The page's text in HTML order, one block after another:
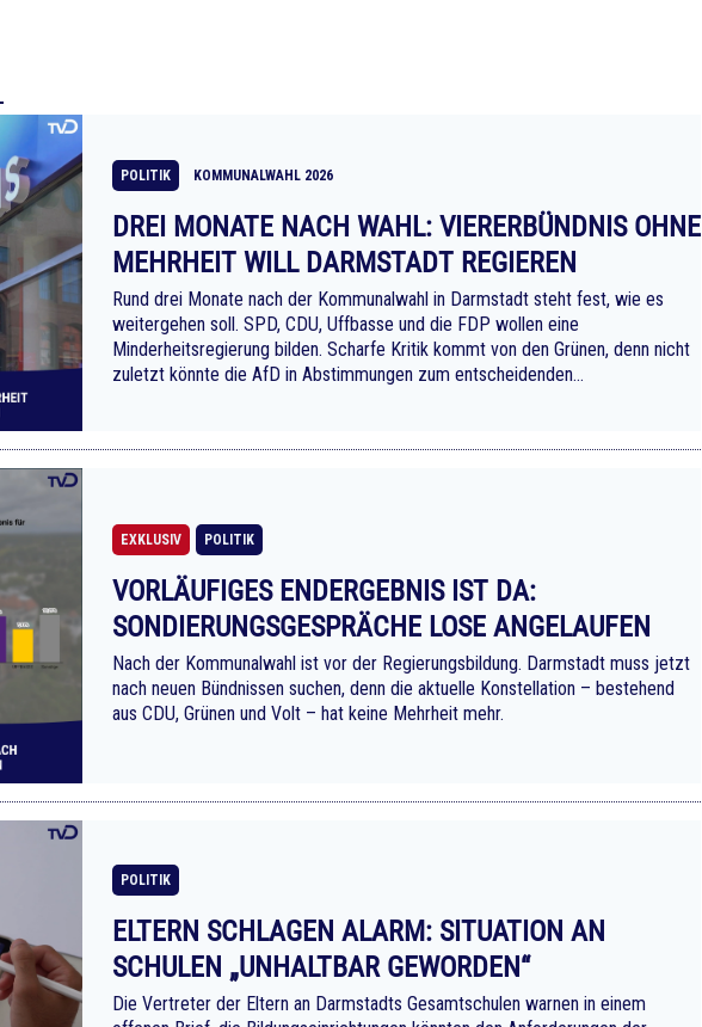
POLITIK KOMMUNALWAHL 2026
DREI MONATE NACH WAHL: VIERERBÜNDNIS OHNE
MEHRHEIT WILL DARMSTADT REGIEREN
Rund drei Monate nach der Kommunalwahl in Darmstadt steht fest, wie es
weitergehen soll. SPD, CDU, Uffbasse und die FDP wollen eine
Minderheitsregierung bilden. Scharfe Kritik kommt von den Grünen, denn nicht
zuletzt könnte die AfD in Abstimmungen zum entscheidenden…
EXKLUSIV POLITIK
VORLÄUFIGES ENDERGEBNIS IST DA:
SONDIERUNGSGESPRÄCHE LOSE ANGELAUFEN
Nach der Kommunalwahl ist vor der Regierungsbildung. Darmstadt muss jetzt
nach neuen Bündnissen suchen, denn die aktuelle Konstellation – bestehend
aus CDU, Grünen und Volt – hat keine Mehrheit mehr.
POLITIK
ELTERN SCHLAGEN ALARM: SITUATION AN
SCHULEN „UNHALTBAR GEWORDEN“
Die Vertreter der Eltern an Darmstadts Gesamtschulen warnen in einem